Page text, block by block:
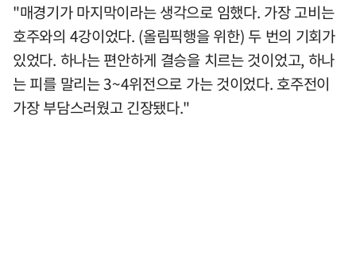
"매경기가 마지막이라는 생각으로 임했다. 가장 고비는
호주와의 4강이었다. (올림픽행을 위한) 두 번의 기회가
있었다. 하나는 편안하게 결승을 치르는 것이었고, 하나
는 피를 말리는 3~4위전으로 가는 것이었다. 호주전이
가장 부담스러웠고 긴장됐다."